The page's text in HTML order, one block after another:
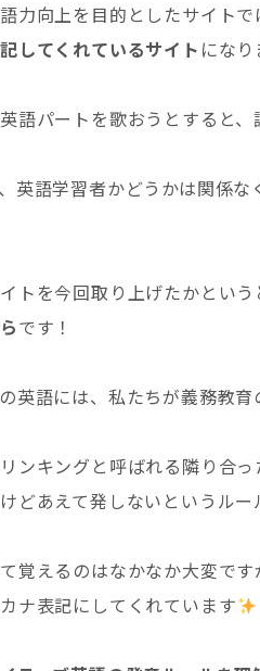
力向上を目的としたサイトで
してくれているサイト になり
語パートを歌おうとすると
英語学習者かどうかは関係
トを今回取り上げたかという
です！
英語には、私たちが義務教
ンキングと呼ばれる隣り合
どあえて発しないというルー
覚えるのはなかなか大変で
ナ表記にしてくれています